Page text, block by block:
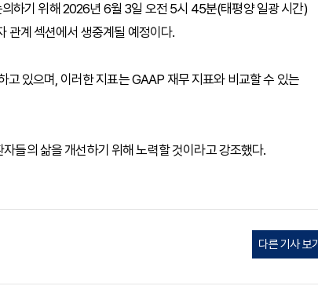
하기 위해 2026년 6월 3일 오전 5시 45분(태평양 일광 시간)
관계 섹션에서 생중계될 예정이다.
있으며, 이러한 지표는 GAAP 재무 지표와 비교할 수 있는
들의 삶을 개선하기 위해 노력할 것이라고 강조했다.
다른 기사 보기